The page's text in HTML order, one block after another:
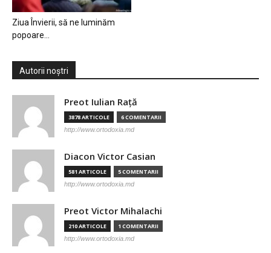
Ziua Învierii, să ne luminăm
popoare…
Autorii noștri
Preot Iulian Raţă
3878 ARTICOLE 6 COMENTARII
http://www.ortodoxia.md
Diacon Victor Casian
581 ARTICOLE 5 COMENTARII
http://www.ortodoxia.md
Preot Victor Mihalachi
210 ARTICOLE 1 COMENTARII
http://www.ortodoxia.md